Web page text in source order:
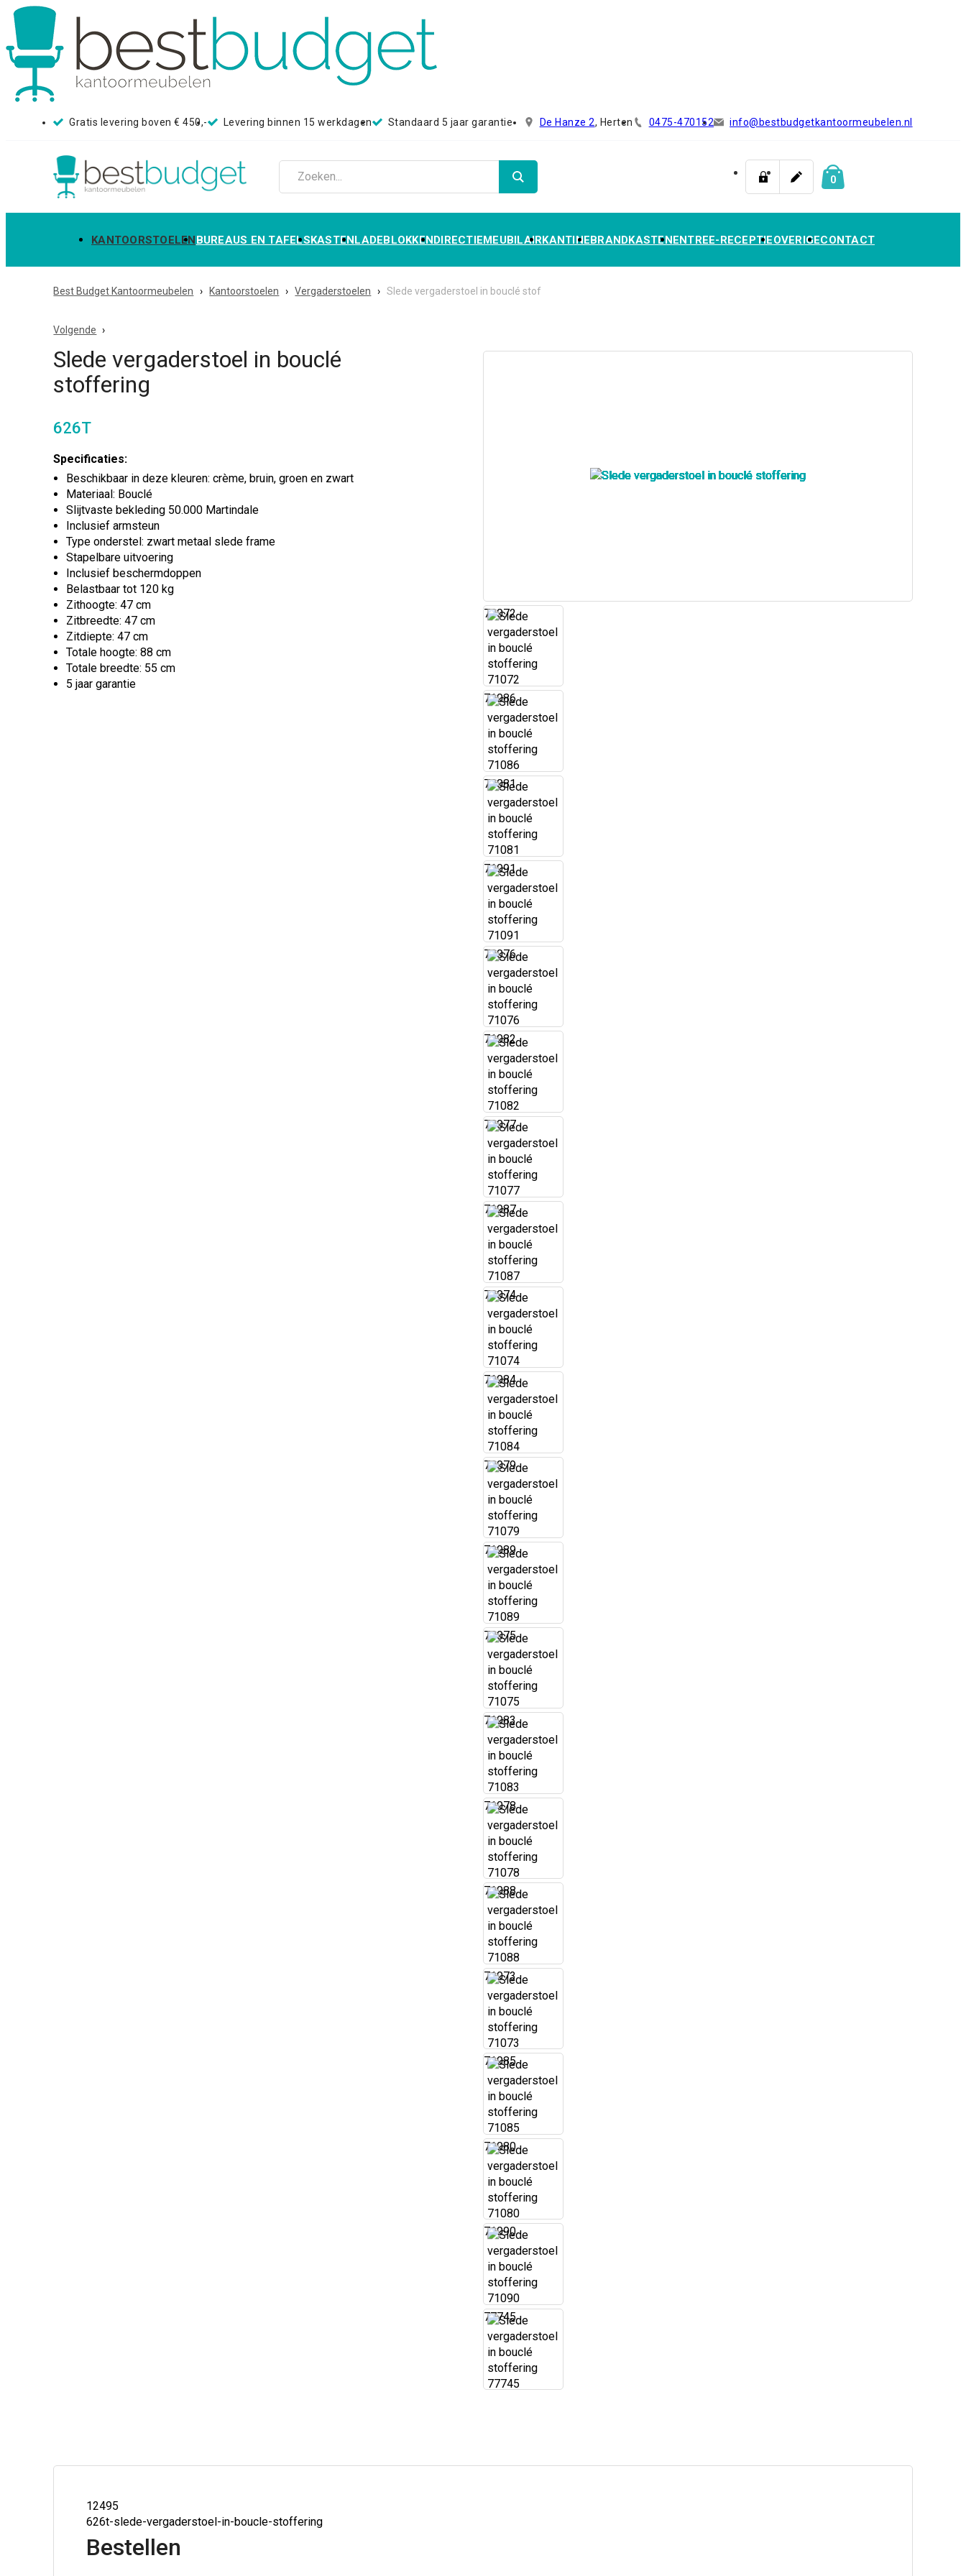
Gratis levering boven € 450,- Levering binnen 15 werkdagen Standaard 5 jaar garantie De Hanze 2, Herten 0475-470152 info@bestbudgetkantoormeubelen.nl
0
KANTOORSTOELENBUREAUS EN TAFELSKASTENLADEBLOKKENDIRECTIEMEUBILAIRKANTINEBRANDKASTENENTREE-RECEPTIEOVERIGECONTACT
Best Budget Kantoormeubelen › Kantoorstoelen › Vergaderstoelen › Slede vergaderstoel in bouclé stof
Volgende
Slede vergaderstoel in bouclé
stoffering
626T
Specificaties:
Beschikbaar in deze kleuren: crème, bruin, groen en zwart
Materiaal: Bouclé
Slijtvaste bekleding 50.000 Martindale
Inclusief armsteun
Type onderstel: zwart metaal slede frame
Stapelbare uitvoering
Inclusief beschermdoppen
Belastbaar tot 120 kg
Zithoogte: 47 cm
Zitbreedte: 47 cm
Zitdiepte: 47 cm
Totale hoogte: 88 cm
Totale breedte: 55 cm
5 jaar garantie
71072
71086
71081
71091
71076
71082
71077
71087
71074
71084
71079
71089
71075
71083
71078
71088
71073
71085
71080
71090
77745
12495
626t-slede-vergaderstoel-in-boucle-stoffering
Bestellen